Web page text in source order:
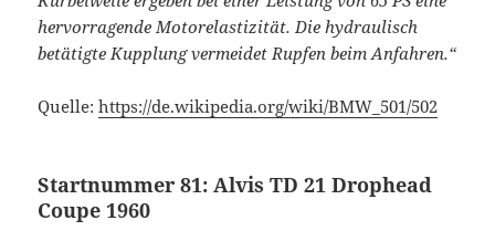
hervorragende Motorelastizität. Die hydraulisch
betätigte Kupplung vermeidet Rupfen beim Anfahren.“
Quelle:https://de.wikipedia.org/wiki/BMW_501/502
Startnummer 81: Alvis TD 21 Drophead
Coupe 1960